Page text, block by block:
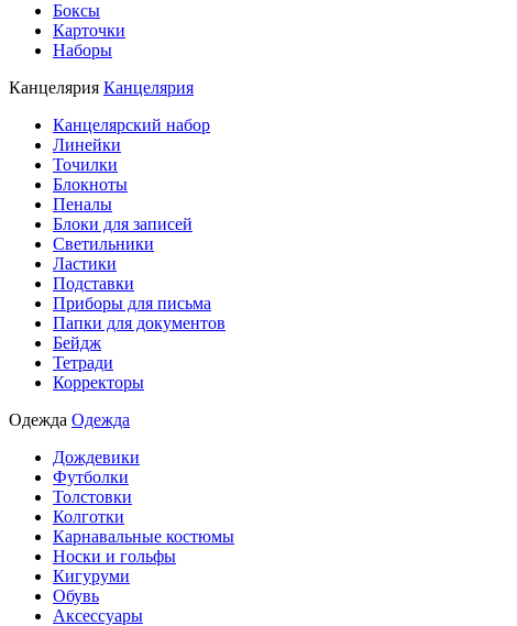
Боксы
Карточки
Наборы
Канцелярия Канцелярия
Канцелярский набор
Линейки
Точилки
Блокноты
Пеналы
Блоки для записей
Светильники
Ластики
Подставки
Приборы для письма
Папки для документов
Бейдж
Тетради
Корректоры
Одежда Одежда
Дождевики
Футболки
Толстовки
Колготки
Карнавальные костюмы
Носки и гольфы
Кигуруми
Обувь
Аксессуары